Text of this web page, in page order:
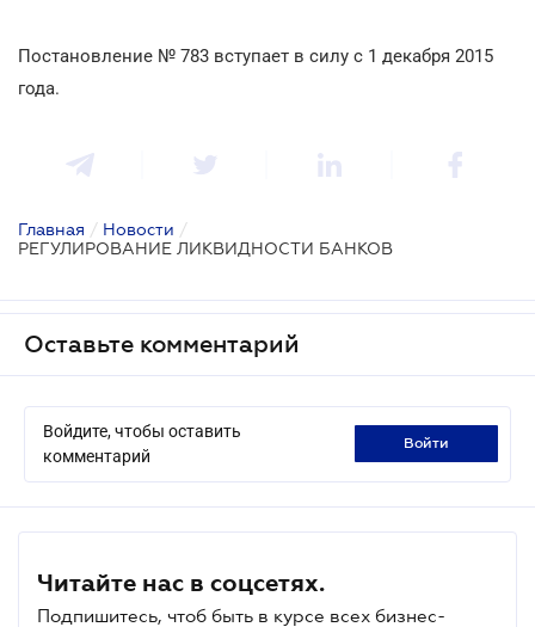
Постановление № 783 вступает в силу с 1 декабря 2015
года.
Главная / Новости /
РЕГУЛИРОВАНИЕ ЛИКВИДНОСТИ БАНКОВ
Оставьте комментарий
Войдите, чтобы оставить
комментарий
войти
Читайте нас в соцсетях.
Подпишитесь, чтоб быть в курсе всех бизнес-